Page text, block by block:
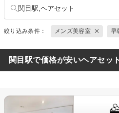
関目駅,ヘアセット
絞り込み条件： メンズ美容室 早
関目駅で価格が安いヘアセッ